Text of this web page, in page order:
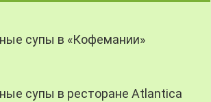
супы в «Кофемании»
супы в ресторане Atlantica